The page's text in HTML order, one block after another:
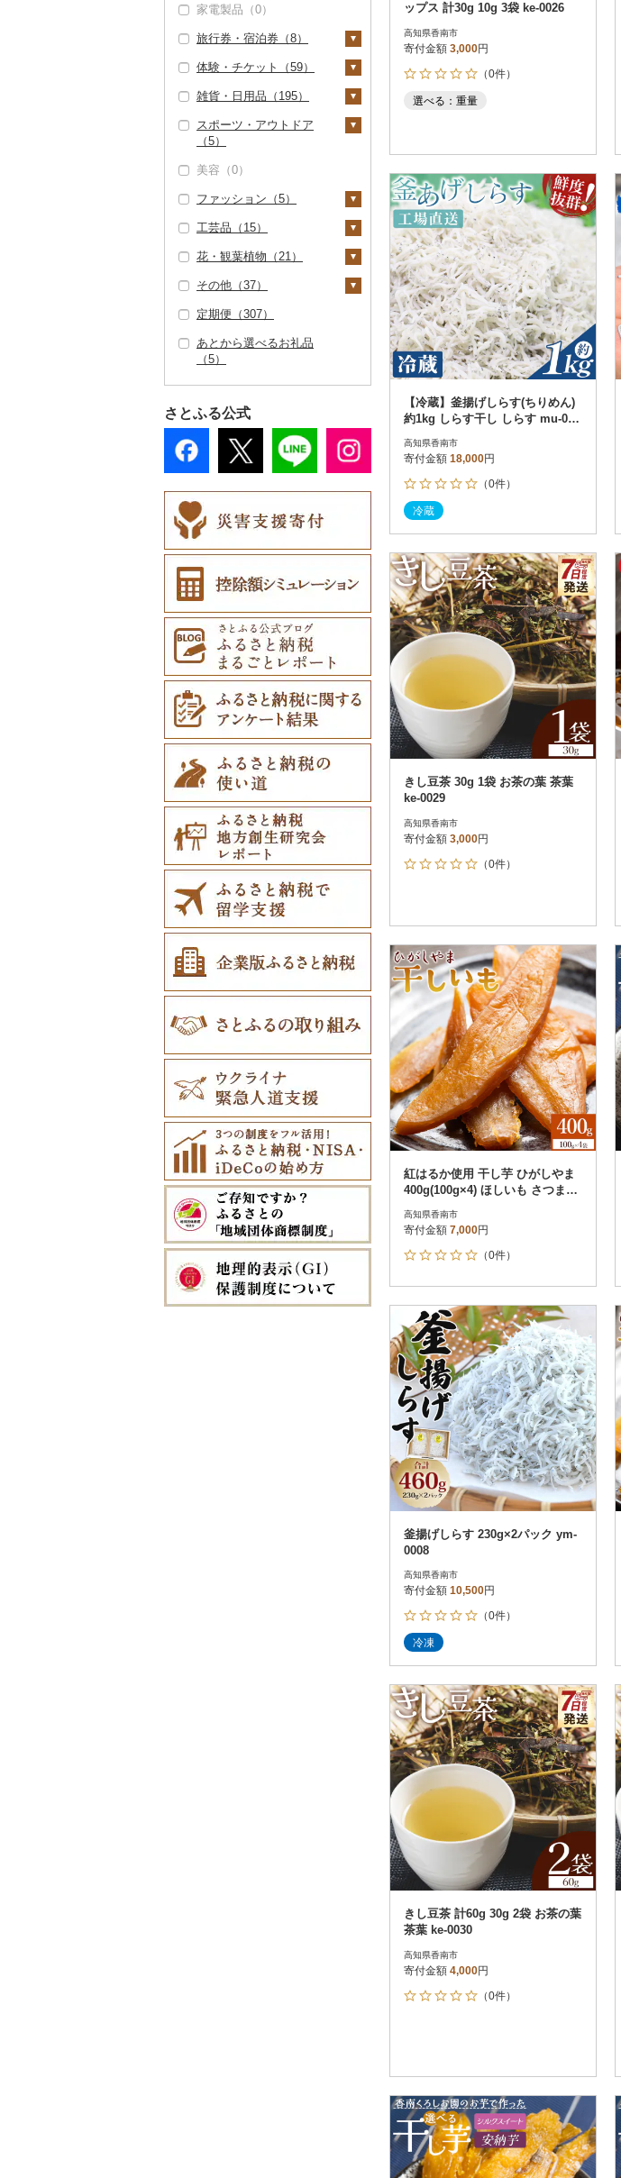
砂糖（0）
塩（1）
醤油（3）
味噌（2）
酢（8）
こしょう（0）
その他調味料（14）
家電製品（0）
旅行券・宿泊券（8）
旅行券（8）
JTBふるさと旅行クー
（0）
（紙券）（0）
その他旅行券（0）
宿泊券（0）
体験・チケット（59）
PayPay商品券（0）
食事券（7）
用券（0）
水族館（0）
動物園（1）
釣り（0）
ダイビング（0）
スキーチケット・リフ
ゴルフプレー券（4
GDOふるさとゴルフ
プレークーポン（0）
その他のゴルフプレー
券（0）
花火大会チケット
（0）
カタログギフト（0）
（26）
雑貨・日用品（195）
家具・インテリア（4
3）
タンス（0）
机・テーブル（3）
椅子・チェア・ソファ
ア（37）
寝具（3）
布団（0）
枕（2）
毛布（0）
タオルケット（0）
その他寝具（1）
タオル（0）
文房具・印鑑（6）
ボールペン（0）
ノート・ファイル
その他文房具（5）
食器（0）
キッチン用品（13）
包丁（11）
フライパン（0）
土鍋（0）
その他キッチン用品
（1）
日用品（110）
洗剤（0）
（0）
ティッシュ（0）
その他日用品（108）
楽器・器材（0）
（2）
ご当地キャラクター
（6）
ベビー用品（0）
ペット用品（1）
防災グッズ（7）
その他雑貨（76）
スポーツ・アウトドア
（5）
ゴルフ（0）
釣り（0）
サイクリング（0）
アウトドア・キャンプ
美容（0）
ファッション（5）
鞄・バッグ（0）
洋服（1）
女性・レディース
子供・ベビー（0）
その他洋服（0）
和服（0）
靴・履物（0）
アクセサリー（4）
ス（1）
ピアス・イヤリング
真珠・パール（0）
その他アクセサリー
工芸品（15）
織物（0）
陶器・漆器（0）
その他装飾品・工芸品
数珠（0）
工芸品（12）
播州そろばん（0）
美濃和紙（0）
民芸品（0）
花・観葉植物（21）
観葉植物・苗木（1
胡蝶蘭（0）
造花・プリザーブドフ
ラワー（3）
その他花（1）
盆栽・その他（17）
その他（37）
地域サービス（7）
その他（30）
定期便（307）
あとから選べるお礼品
（5）
さとふる公式
ップス 計30g 10g 3袋 ke-0026
高知県香南市
寄付金額 3,000円
（0件）
選べる：重量
【冷蔵】釜揚げしらす(ちりめん)
約1kg しらす干し しらす mu-000
高知県香南市
寄付金額 18,000円
（0件）
冷蔵
きし豆茶 30g 1袋 お茶の葉 茶葉
ke-0029
高知県香南市
寄付金額 3,000円
（0件）
紅はるか使用 干し芋 ひがしやま
400g(100g×4) ほしいも さつまい
高知県香南市
寄付金額 7,000円
（0件）
釜揚げしらす 230g×2パック ym-
0008
高知県香南市
寄付金額 10,500円
（0件）
冷凍
きし豆茶 計60g 30g 2袋 お茶の葉
茶葉 ke-0030
高知県香南市
寄付金額 4,000円
（0件）